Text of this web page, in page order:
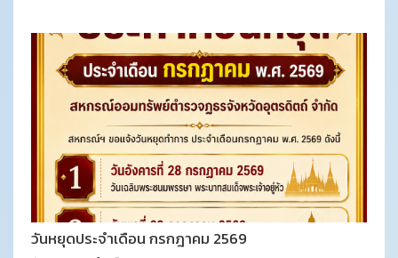
วันหยุดประจำเดือน กรกฎาคม 2569